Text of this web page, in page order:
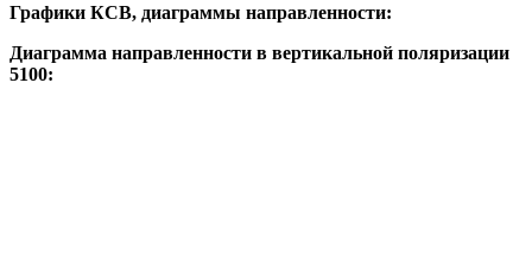
Графики КСВ, диаграммы направленности:
Диаграмма направленности в вертикальной поляризации
5100: